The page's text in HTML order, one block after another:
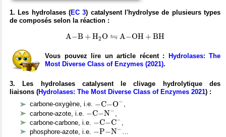
1. Les hydrolases (EC 3) catalysent l'hydrolyse de plusieurs types
de composés selon la réaction :
A−B + H2O
A B+ H X2 O ⇋
⇋ A−OH + BH
A OH+ B H
Vous pouvez lire un article récent :
Hydrolases: The
Most Diverse Class of Enzymes (2021).
3. Les hydrolases catalysent le clivage hydrolytique des
liaisons (Hydrolases: The Most Diverse Class of Enzymes 2021) :
carbone-oxygène, i.e. −C−O−
C− OX
,
carbone-azote, i.e. −C−N−
−C− NX−
carbone-carbone, i.e. −C−C−
− C−CX−
,
phosphore-azote, i.e. −P−N−
P− NX −
…